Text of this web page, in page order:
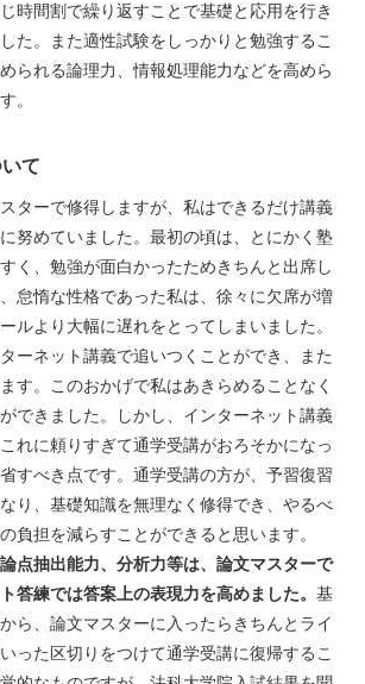
時間割で繰り返すことで基礎と応用を行き
た。また適性試験をしっかりと勉強するこ
られる論理力、情報処理能力などを高めら
。
て
ターで修得しますが、私はできるだけ講義
努めていました。最初の頃は、とにかく塾
く、勉強が面白かったためきちんと出席し
怠惰な性格であった私は、徐々に欠席が増
ルより大幅に遅れをとってしまいました。
ーネット講義で追いつくことができ、また
す。このおかげで私はあきらめることなく
できました。しかし、インターネット講義
れに頼りすぎて通学受講がおろそかになっ
すべき点です。通学受講の方が、予習復習
り、基礎知識を無理なく修得でき、やるべ
負担を減らすことができると思います。
点抽出能力、分析力等は、論文マスターで
答練では答案上の表現力を高めました。 基
ら、論文マスターに入ったらきちんとライ
った区切りをつけて通学受講に復帰するこ